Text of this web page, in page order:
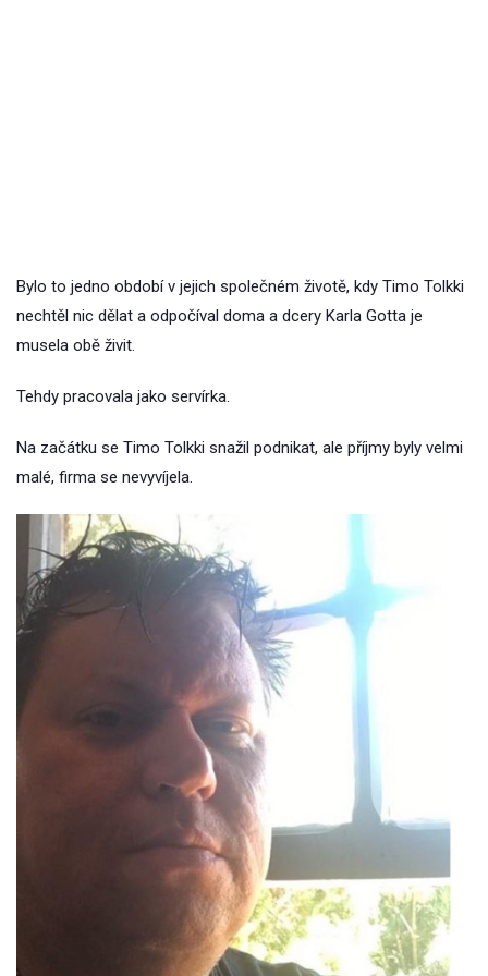
Bylo to jedno období v jejich společném životě, kdy Timo Tolkki
nechtěl nic dělat a odpočíval doma a dcery Karla Gotta je
musela obě živit.
Tehdy pracovala jako servírka.
Na začátku se Timo Tolkki snažil podnikat, ale příjmy byly velmi
malé, firma se nevyvíjela.